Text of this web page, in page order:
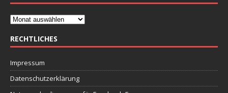
RECHTLICHES
Impressum
Datenschutzerklärung